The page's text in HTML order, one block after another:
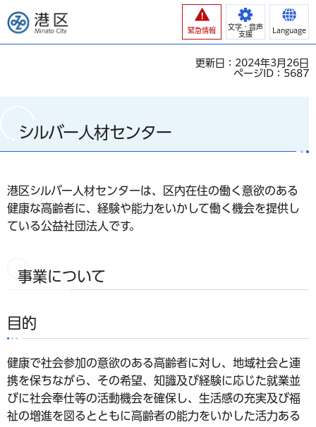
港区
緊急情報
文字・音声
支援
Language
更新日：2024年3月26日
ページID：5687
シルバー人材センター
港区シルバー人材センターは、区内在住の働く意欲のある
健康な高齢者に、経験や能力をいかして働く機会を提供し
ている公益社団法人です。
事業について
目的
健康で社会参加の意欲のある高齢者に対し、地域社会と連
携を保ちながら、その希望、知識及び経験に応じた就業並
びに社会奉仕等の活動機会を確保し、生活感の充実及び福
祉の増進を図るとともに高齢者の能力をいかした活力ある